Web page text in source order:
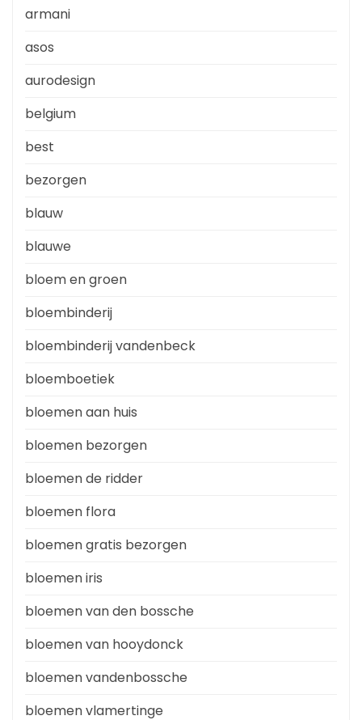
armani
asos
aurodesign
belgium
best
bezorgen
blauw
blauwe
bloem en groen
bloembinderij
bloembinderij vandenbeck
bloemboetiek
bloemen aan huis
bloemen bezorgen
bloemen de ridder
bloemen flora
bloemen gratis bezorgen
bloemen iris
bloemen van den bossche
bloemen van hooydonck
bloemen vandenbossche
bloemen vlamertinge